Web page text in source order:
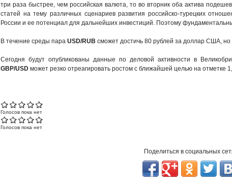
три раза быстрее, чем российская валюта, то во вторник оба актива
статей на тему различных сценариев развития российско-турецких
России и ее потенциал для дальнейших инвестиций. Поэтому
В течение среды пара USD/RUB сможет достичь 80 рублей за доллар США, но
Сегодня будут опубликованы данные по деловой активности в
GBP/USD может резко отреагировать ростом с ближайшей целью на отметке
Голосов пока нет
Голосов пока нет
Поделиться в социальных